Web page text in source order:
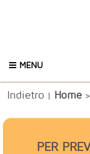
MENU
Indietro | Home
PER